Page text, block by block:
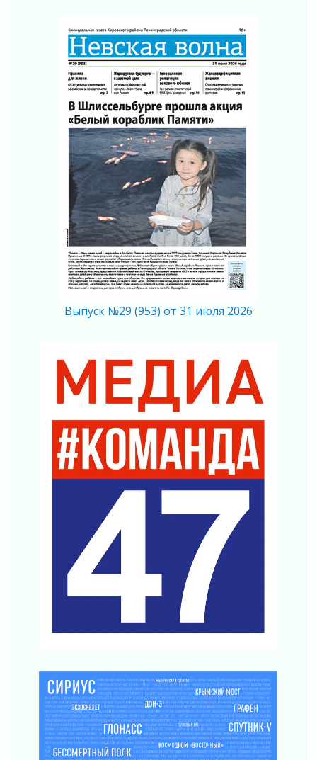
02 августа 2026
В Ивангороде назвали новых почетных
граждан Ленинградской области
02 августа 2026
Готовность №1
02 августа 2026
Километровые столбы «Дороги жизни»
отправили на реставрацию
02 августа 2026
Ленобласть внедрила передовую подготовку
операторов БПЛА
02 августа 2026
В Ивангороде появилась «Избушка-
воробушка»
02 августа 2026
Юхла, мука, кантеле и Водяной
Лето катится с горки
летию Билибина
01 августа 2026
Лето без гаджетов
Болезнь девственниц и вампиров
01 августа 2026
Безмолвный крик о помощи
01 августа 2026
В музей всей семьёй
Без заявлений и очередей
01 августа 2026
Не женское это дело...уверены?
Айда на пляж!
Один в поле — не воин
01 августа 2026
Пик топливного кризиса в регионе прошёл
31 июля 2026
О мужестве, долге и стойкости
31 июля 2026
Выпуск №29 (953) от 31 июля 2026